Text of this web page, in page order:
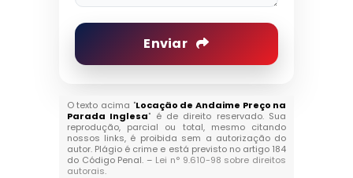
Enviar
O texto acima "Locação de Andaime Preço na
Parada Inglesa" é de direito reservado. Sua
reprodução, parcial ou total, mesmo citando
nossos links, é proibida sem a autorização do
autor. Plágio é crime e está previsto no artigo 184
do Código Penal. – Lei n° 9.610-98 sobre direitos
autorais.